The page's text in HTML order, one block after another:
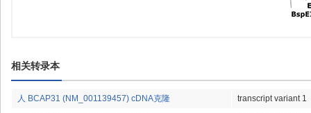
相关转录本
人 BCAP31 (NM_001139457) cDNA克隆 transcript variant 1